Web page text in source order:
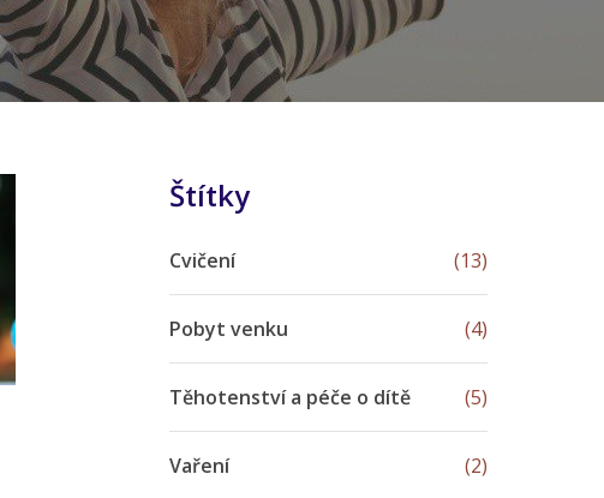
Štítky
Cvičení (13)
Pobyt venku (4)
Těhotenství a péče o dítě (5)
Vaření (2)